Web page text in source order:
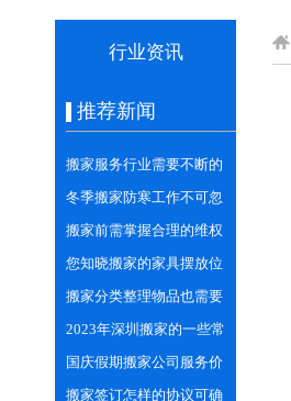
行业资讯
推荐新闻
搬家服务行业需要不断的
学习与创新
冬季搬家防寒工作不可忽
视
搬家前需掌握合理的维权
意识
您知晓搬家的家具摆放位
置的相关讲究吗？
搬家分类整理物品也需要
专业的技巧
2023年深圳搬家的一些常
见小习俗
国庆假期搬家公司服务价
格会上涨吗？
搬家签订怎样的协议可确